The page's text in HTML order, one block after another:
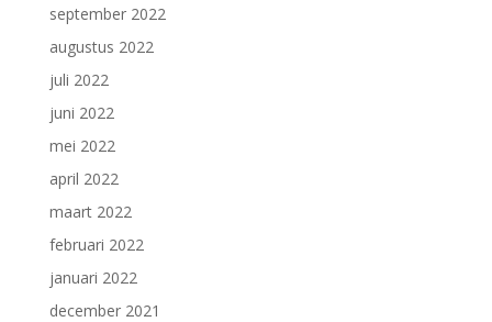
september 2022
augustus 2022
juli 2022
juni 2022
mei 2022
april 2022
maart 2022
februari 2022
januari 2022
december 2021